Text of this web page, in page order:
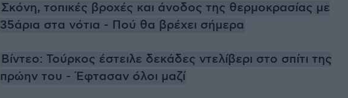
Σκόνη, τοπικές βροχές και άνοδος της θερμοκρασίας με
35άρια στα νότια - Πού θα βρέχει σήμερα
Βίντεο: Τούρκος έστειλε δεκάδες ντελίβερι στο σπίτι της
πρώην του - Έφτασαν όλοι μαζί